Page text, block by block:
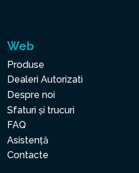
Web
Produse
Dealeri Autorizati
Despre noi
Sfaturi și trucuri
FAQ
Asistență
Contacte